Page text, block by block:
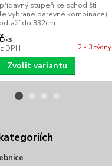
stupeň ke schodišti
vybrané barevné kombinace)
do 332cm
/ks
DPH 2 - 3 týdny
Zvolit variantu